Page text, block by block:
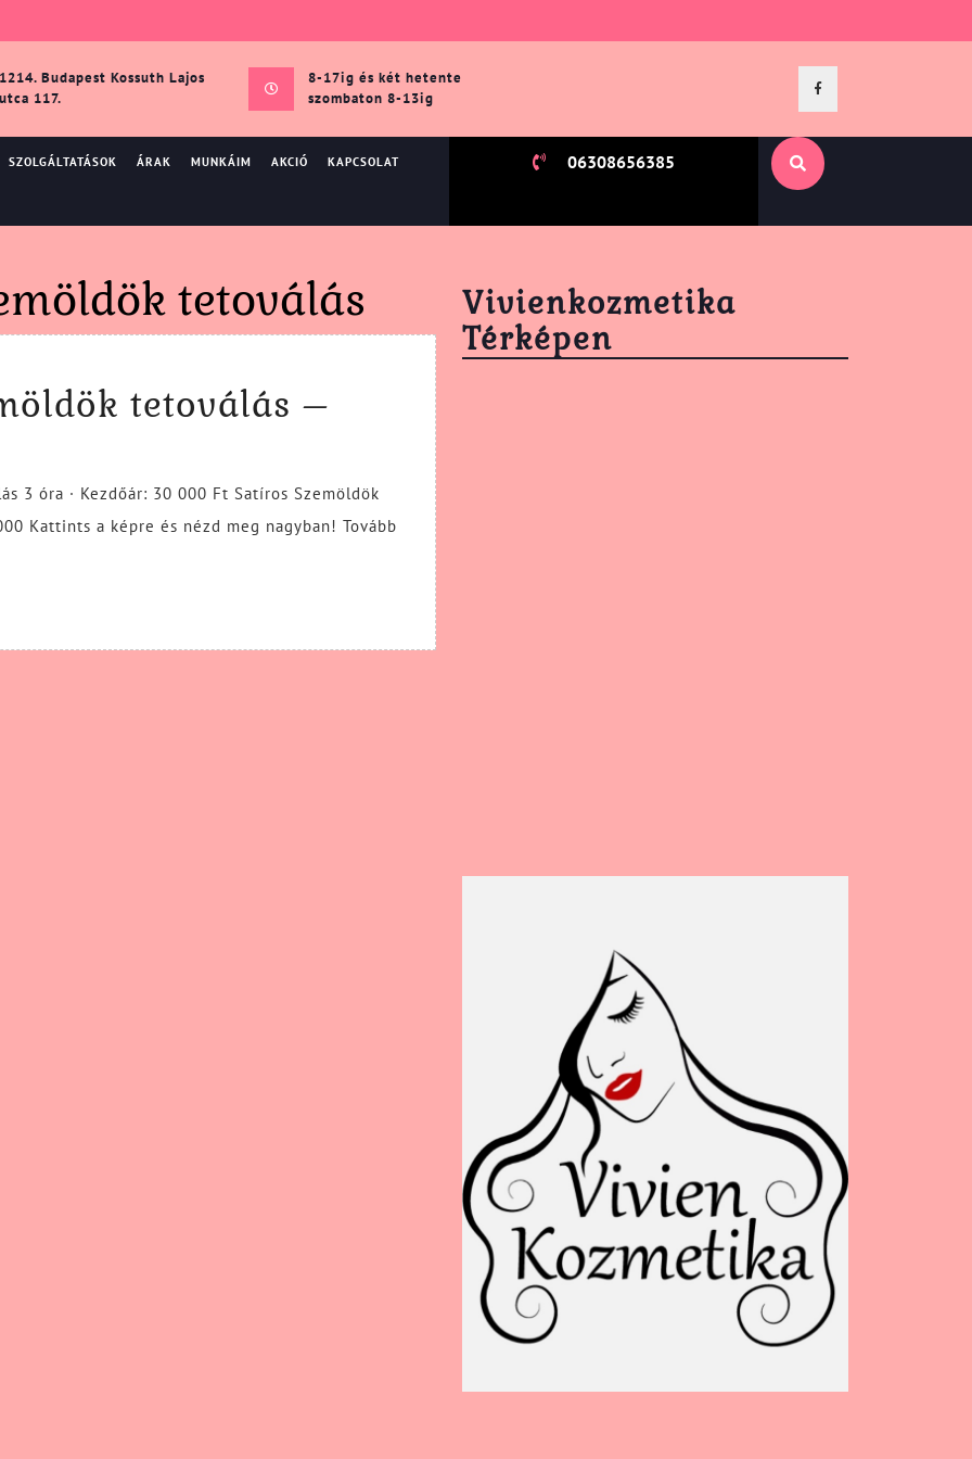
1214. Budapest Kossuth Lajos
utca 117.
8-17ig és két hetente
szombaton 8-13ig
SZOLGÁLTATÁSOK ÁRAK MUNKÁIM AKCIÓ KAPCSOLAT 06308656385
tetoválás
tetoválás –
3 óra · Kezdőár: 30 000 Ft Satíros Szemöldök
Kattints a képre és nézd meg nagyban! Tovább
Vivienkozmetika
Térképen